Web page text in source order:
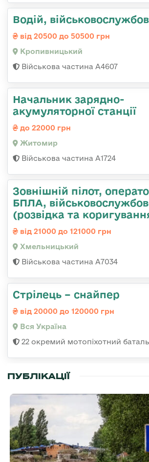
Водій,
від 20500 до 50500 грн
Кропивницький
Військова частина А4607
Начальник зарядно-
акумуляторної станції
до 22000 грн
Житомир
Військова частина А1724
Зовнішній пілот,
БПЛА,
(розвідка та
від 21000 до 121000 грн
Хмельницький
Військова частина А7034
Стрілець – снайпер
від 20000 до 120000 грн
Вся Україна
22 окремий мотопіхотний
ПУБЛІКАЦІЇ